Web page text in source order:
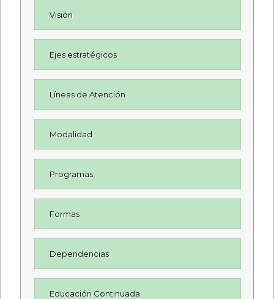
Visión
Ejes estratégicos
Líneas de Atención
Modalidad
Programas
Formas
Dependencias
Educación Continuada